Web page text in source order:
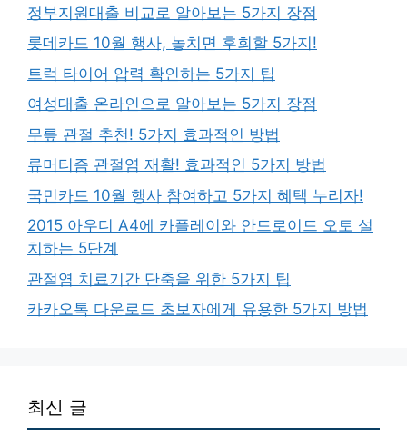
정부지원대출 비교로 알아보는 5가지 장점
롯데카드 10월 행사, 놓치면 후회할 5가지!
트럭 타이어 압력 확인하는 5가지 팁
여성대출 온라인으로 알아보는 5가지 장점
무릎 관절 추천! 5가지 효과적인 방법
류머티즘 관절염 재활! 효과적인 5가지 방법
국민카드 10월 행사 참여하고 5가지 혜택 누리자!
2015 아우디 A4에 카플레이와 안드로이드 오토 설
치하는 5단계
관절염 치료기간 단축을 위한 5가지 팁
카카오톡 다운로드 초보자에게 유용한 5가지 방법
최신 글